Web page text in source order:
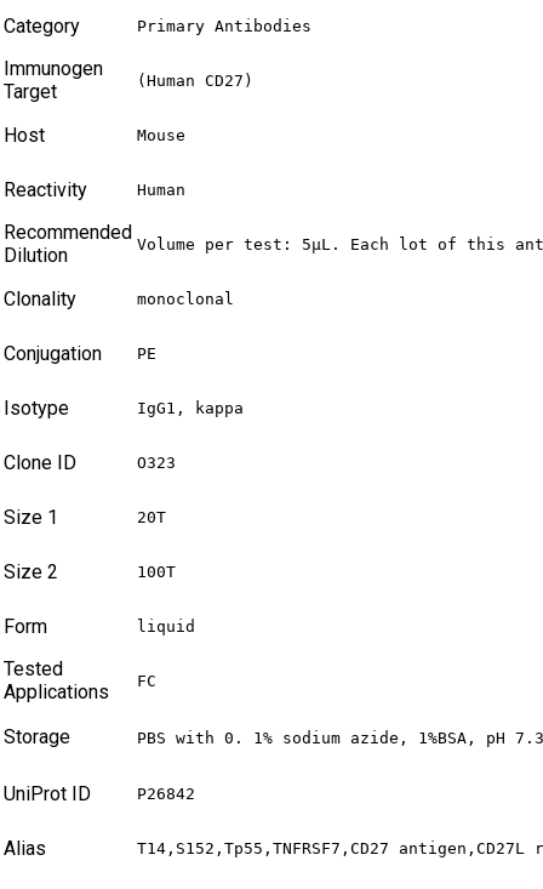
Category Primary Antibodies
Immunogen
Target
(Human CD27)
Host Mouse
Reactivity Human
Recommended
Dilution
Volume per test: 5μL. Each lot of this
Clonality monoclonal
Conjugation PE
Isotype IgG1, kappa
Clone ID O323
Size 1 20T
Size 2 100T
Form liquid
Tested
Applications
FC
Storage PBS with 0. 1% sodium azide, 1%BSA,
UniProt ID P26842
Alias T14,S152,Tp55,TNFRSF7,CD27